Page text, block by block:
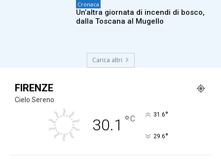
Cronaca
Un’altra giornata di incendi di bosco,
dalla Toscana al Mugello
Carica altri
FIRENZE
Cielo Sereno
30.1 °C 31.6°
29.6°